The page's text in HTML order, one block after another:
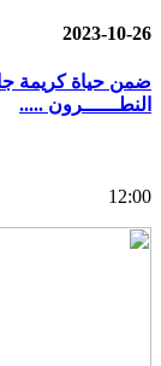
2023-10-26
ضمن حياة كريمة
النطــــــرون .....
12:00